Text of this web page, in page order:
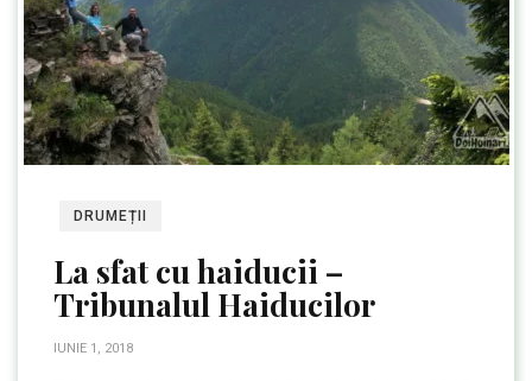
DRUMEȚII
La sfat cu haiducii –
Tribunalul Haiducilor
IUNIE 1, 2018